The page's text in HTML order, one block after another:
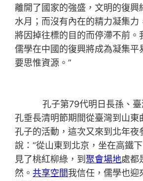
離開了國家的強盛，文明的復興
水月；而沒有內在的精力凝集力
將因掉往標的目的而停滯不前。
儒學在中國的復興將成為凝集平
要思惟資源。”
孔子第79代明日長孫、臺
孔垂長清明節期間從臺灣到山東
孔子的活動，這次又來到北年夜
說：“從山東到北京，坐在高鐵
見了桃紅柳綠，到聚會場地處都
然。共享空間我信任，儒學也迎